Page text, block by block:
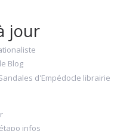
jour
Blog
d'Empédocle librairie
infos